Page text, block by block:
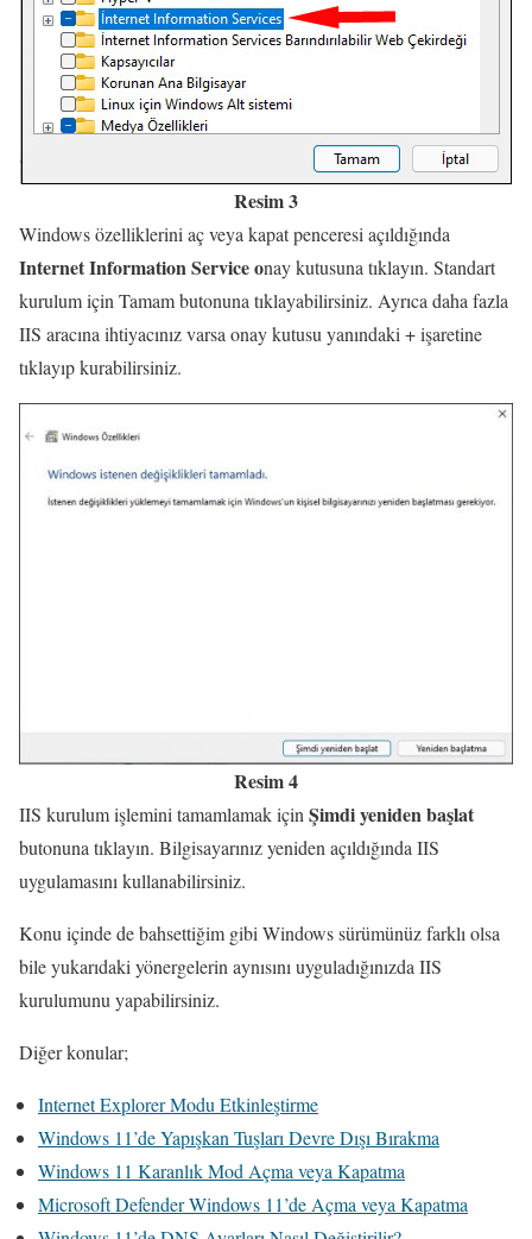
Resim 3
Windows özelliklerini aç veya kapat penceresi açıldığında
Internet Information Service onay kutusuna tıklayın. Standart
kurulum için Tamam butonuna tıklayabilirsiniz. Ayrıca daha fazla
IIS aracına ihtiyacınız varsa onay kutusu yanındaki + işaretine
tıklayıp kurabilirsiniz.
Resim 4
IIS kurulum işlemini tamamlamak için Şimdi yeniden başlat
butonuna tıklayın. Bilgisayarınız yeniden açıldığında IIS
uygulamasını kullanabilirsiniz.
Konu içinde de bahsettiğim gibi Windows sürümünüz farklı olsa
bile yukarıdaki yönergelerin aynısını uyguladığınızda IIS
kurulumunu yapabilirsiniz.
Diğer konular;
Internet Explorer Modu Etkinleştirme
Windows 11’de Yapışkan Tuşları Devre Dışı Bırakma
Windows 11 Karanlık Mod Açma veya Kapatma
Microsoft Defender Windows 11’de Açma veya Kapatma